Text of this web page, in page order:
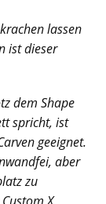
lassen
ist dieser
dem Shape
spricht, ist
geeignet.
aber
zu